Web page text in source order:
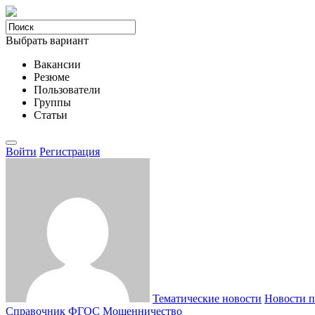
Выбрать вариант
Вакансии
Резюме
Пользователи
Группы
Статьи
Войти Регистрация
Тематические новости Новости
Справочник ФГОС Мошенничество